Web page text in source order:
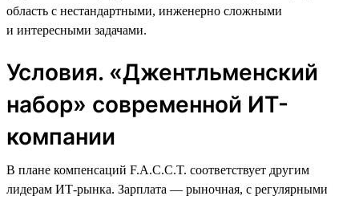
область с нестандартными, инженерно сложными
и интересными задачами.
Условия. «Джентльменский
набор» современной ИТ-
компании
В плане компенсаций F.A.C.C.T. соответствует другим
лидерам ИТ-рынка. Зарплата — рыночная, с регулярными